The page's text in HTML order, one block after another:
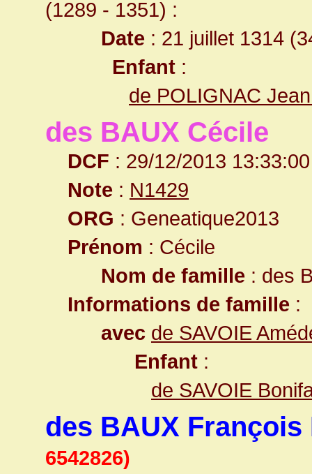
(1289 - 1351) :
Date : 21 juillet 1314
Enfant :
de POLIGNAC
des BAUX Cécile
DCF : 29/12/2013 13:33:00
Note : N1429
ORG : Geneatique2013
Prénom : Cécile
Nom de famille : des
Informations de famille :
avec de SAVOIE
Enfant :
de SAVOIE
des BAUX François
6542826)